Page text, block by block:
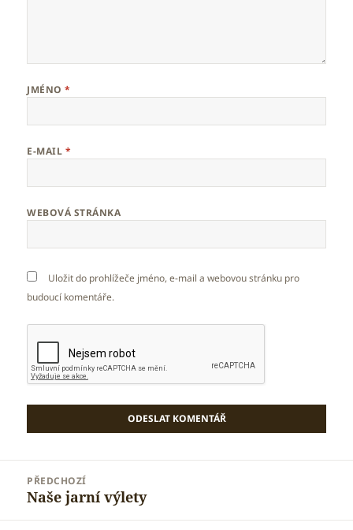
JMÉNO*
E-MAIL *
WEBOVÁ STRÁNKA
Uložit do prohlížeče jméno, e-mail a webovou stránku pro
budoucí komentáře.
příspěvek
PŘEDCHOZÍ
Předchozí
příspěvek:
Naše jarní výlety